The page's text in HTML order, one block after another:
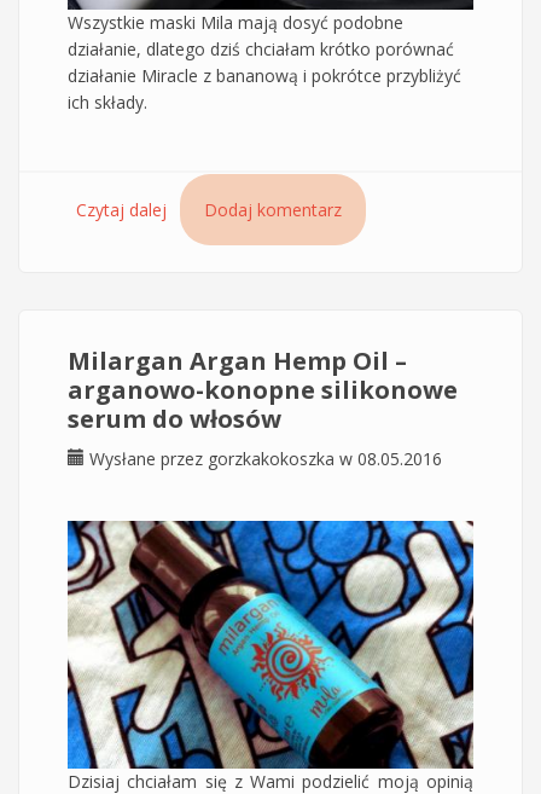
Wszystkie maski Mila mają dosyć podobne
działanie, dlatego dziś chciałam krótko porównać
działanie Miracle z bananową i pokrótce przybliżyć
ich składy.
Czytaj dalej wpis Recenzja maski Mila Miracle kompres –
porównanie z bananową maską Mila
Dodaj komentarz
Milargan Argan Hemp Oil –
arganowo-konopne silikonowe
serum do włosów
Wysłane przez gorzkakokoszka w 08.05.2016
Dzisiaj chciałam się z Wami podzielić moją opinią